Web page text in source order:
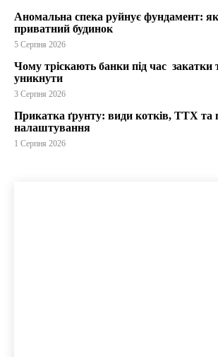
Аномальна спека руйнує фундамент:
приватний будинок
5 Серпня 2026
Чому тріскають банки під час закатки
уникнути
3 Серпня 2026
Прикатка ґрунту: види котків, ТТХ та
налаштування
1 Серпня 2026